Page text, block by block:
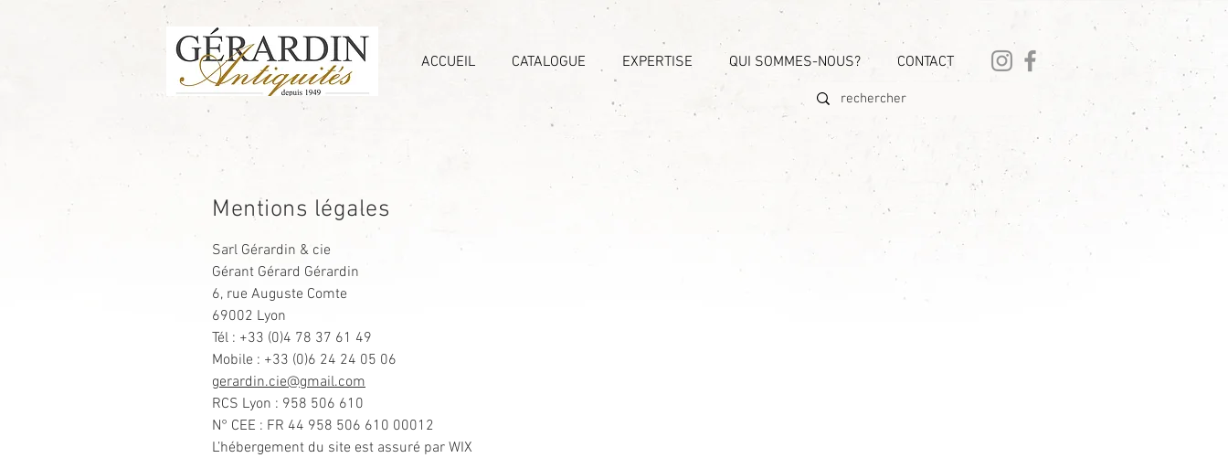
ACCUEIL CATALOGUE EXPERTISE QUI SOMMES-NOUS? CONTACT
Mentions légales
Sarl Gérardin & cie
Gérant Gérard Gérardin
6, rue Auguste Comte
69002 Lyon
Tél : +33 (0)4 78 37 61 49
Mobile : +33 (0)6 24 24 05 06
gerardin.cie@gmail.com
RCS Lyon : 958 506 610
N° CEE : FR 44 958 506 610 00012
L’hébergement du site est assuré par WIX